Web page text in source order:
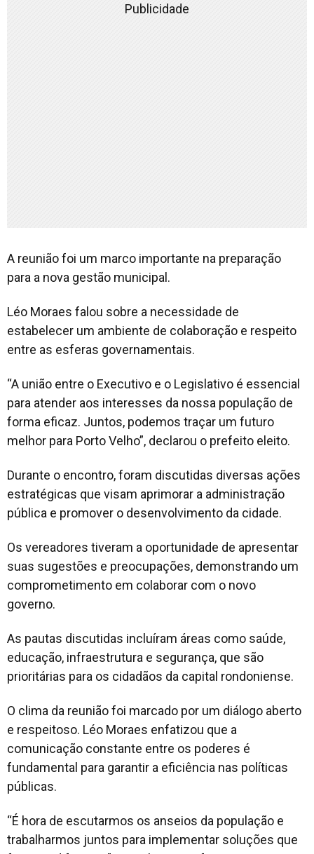
Publicidade
A reunião foi um marco importante na preparação
para a nova gestão municipal.
Léo Moraes falou sobre a necessidade de
estabelecer um ambiente de colaboração e respeito
entre as esferas governamentais.
“A união entre o Executivo e o Legislativo é essencial
para atender aos interesses da nossa população de
forma eficaz. Juntos, podemos traçar um futuro
melhor para Porto Velho”, declarou o prefeito eleito.
Durante o encontro, foram discutidas diversas ações
estratégicas que visam aprimorar a administração
pública e promover o desenvolvimento da cidade.
Os vereadores tiveram a oportunidade de apresentar
suas sugestões e preocupações, demonstrando um
comprometimento em colaborar com o novo
governo.
As pautas discutidas incluíram áreas como saúde,
educação, infraestrutura e segurança, que são
prioritárias para os cidadãos da capital rondoniense.
O clima da reunião foi marcado por um diálogo aberto
e respeitoso. Léo Moraes enfatizou que a
comunicação constante entre os poderes é
fundamental para garantir a eficiência nas políticas
públicas.
“É hora de escutarmos os anseios da população e
trabalharmos juntos para implementar soluções que